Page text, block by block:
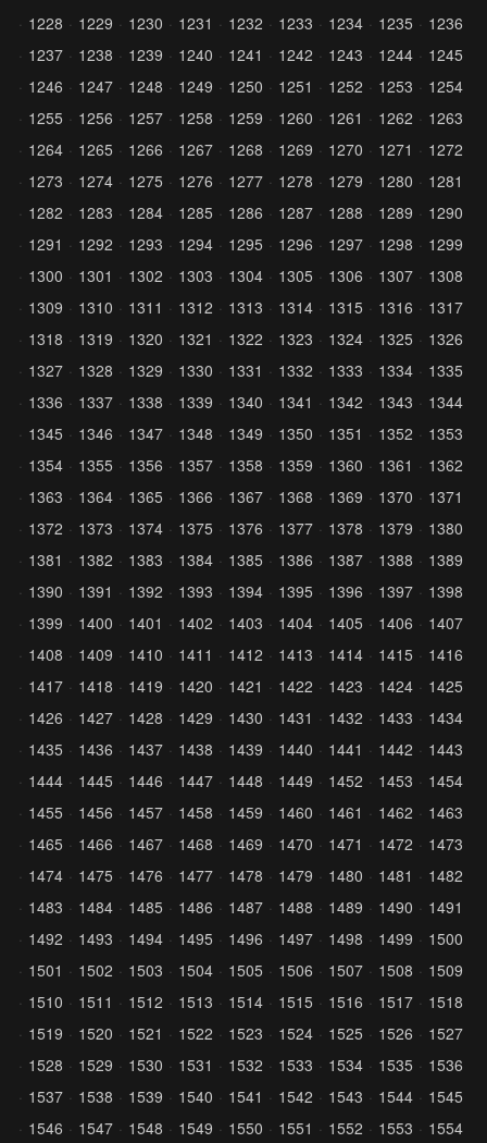
1228
1229 1230 1231 1232 1233 1234 1235
1236
1237
1238 1239 1240 1241 1242 1243 1244
1245
1246
1247 1248 1249 1250 1251 1252 1253
1254
1255
1256 1257 1258 1259 1260 1261 1262
1263
1264
1265 1266 1267 1268 1269 1270 1271
1272
1273
1274 1275 1276 1277 1278 1279 1280
1281
1282
1283 1284 1285 1286 1287 1288 1289
1290
1291
1292 1293 1294 1295 1296 1297 1298
1299
1300
1301 1302 1303 1304 1305 1306 1307
1308
1309
1310 1311 1312 1313 1314 1315 1316
1317
1318
1319 1320 1321 1322 1323 1324 1325
1326
1327
1328 1329 1330 1331 1332 1333 1334
1335
1336
1337 1338 1339 1340 1341 1342 1343
1344
1345
1346 1347 1348 1349 1350 1351 1352
1353
1354
1355 1356 1357 1358 1359 1360 1361
1362
1363
1364 1365 1366 1367 1368 1369 1370
1371
1372
1373 1374 1375 1376 1377 1378 1379
1380
1381
1382 1383 1384 1385 1386 1387 1388
1389
1390
1391 1392 1393 1394 1395 1396 1397
1398
1399
1400 1401 1402 1403 1404 1405 1406
1407
1408
1409 1410 1411 1412 1413 1414 1415
1416
1417
1418 1419 1420 1421 1422 1423 1424
1425
1426
1427 1428 1429 1430 1431 1432 1433
1434
1435
1436 1437 1438 1439 1440 1441 1442
1443
1444
1445 1446 1447 1448 1449 1452 1453
1454
1455
1456 1457 1458 1459 1460 1461 1462
1463
1465
1466 1467 1468 1469 1470 1471 1472
1473
1474
1475 1476 1477 1478 1479 1480 1481
1482
1483
1484 1485 1486 1487 1488 1489 1490
1491
1492
1493 1494 1495 1496 1497 1498 1499
1500
1501
1502 1503 1504 1505 1506 1507 1508
1509
1510
1511 1512 1513 1514 1515 1516 1517
1518
1519
1520 1521 1522 1523 1524 1525 1526
1527
1528
1529 1530 1531 1532 1533 1534 1535
1536
1537
1538 1539 1540 1541 1542 1543 1544
1545
1546
1547 1548 1549 1550 1551 1552 1553 1554